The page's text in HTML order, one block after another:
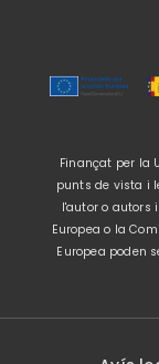
Finançat per la
punts de vista i
l'autor o autors
Europea o la
Europea poden